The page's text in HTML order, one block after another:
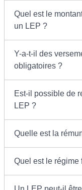
Quel est le
un LEP ?
Y-a-t-il des
obligatoires ?
Est-il possible de
LEP ?
Quelle est la
Quel est le régime